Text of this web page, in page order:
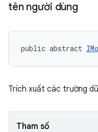
tên người dùng
public abstract
Trích xuất các trường
Tham số